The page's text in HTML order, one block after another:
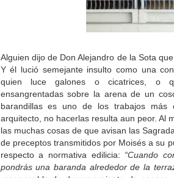
Alguien dijo de Don Alejandro de la Sota
Y él lució semejante insulto como una
quien luce galones o cicatrices, o
ensangrentadas sobre la arena de un
barandillas es uno de los trabajos más
arquitecto, no hacerlas resulta aun peor. Al
las muchas cosas de que avisan las
de preceptos transmitidos por Moisés a su
respecto a normativa edilicia: “Cuando
pondrás una baranda alrededor de la